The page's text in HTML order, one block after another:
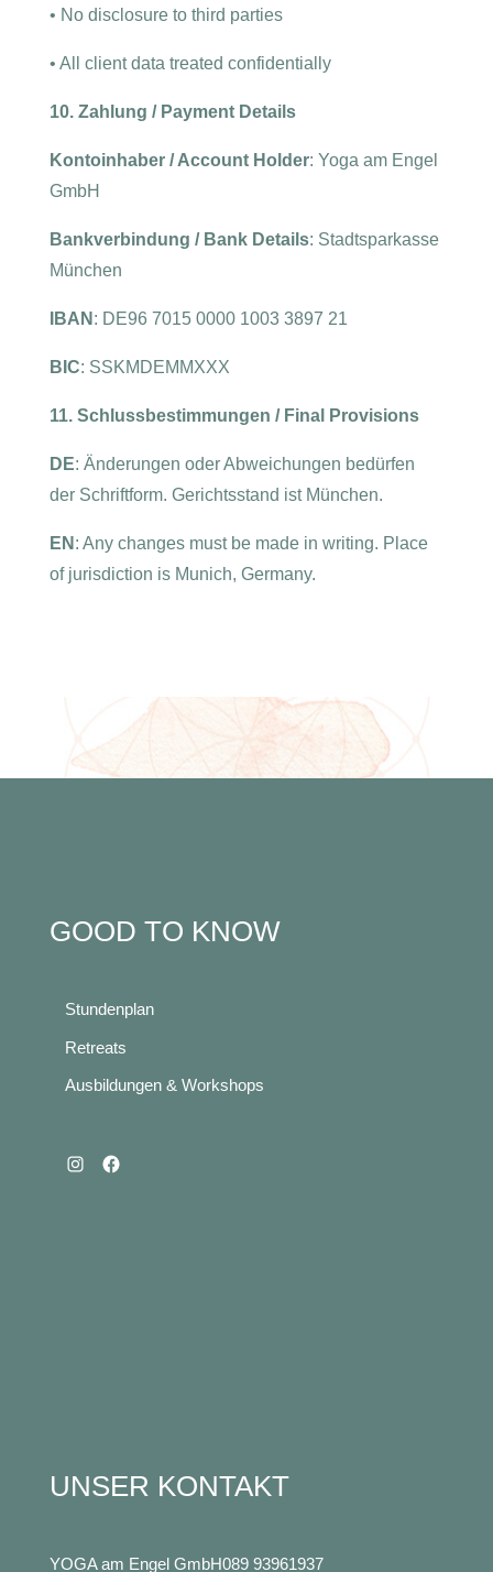
• No disclosure to third parties
• All client data treated confidentially
10. Zahlung / Payment Details
Kontoinhaber / Account Holder: Yoga am Engel
GmbH
Bankverbindung / Bank Details: Stadtsparkasse
München
IBAN : DE96 7015 0000 1003 3897 21
BIC: SSKMDEMMXXX
11. Schlussbestimmungen / Final Provisions
DE: Änderungen oder Abweichungen bedürfen
der Schriftform. Gerichtsstand ist München.
EN : Any changes must be made in writing. Place
of jurisdiction is Munich, Germany.
GOOD TO KNOW
Stundenplan
Retreats
Ausbildungen & Workshops
InstagramFacebook
UNSER KONTAKT
YOGA am Engel GmbH089 93961937